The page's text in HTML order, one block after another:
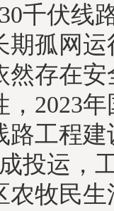
千伏线
期孤网
然存在
2023
路工程
投运，
农牧民